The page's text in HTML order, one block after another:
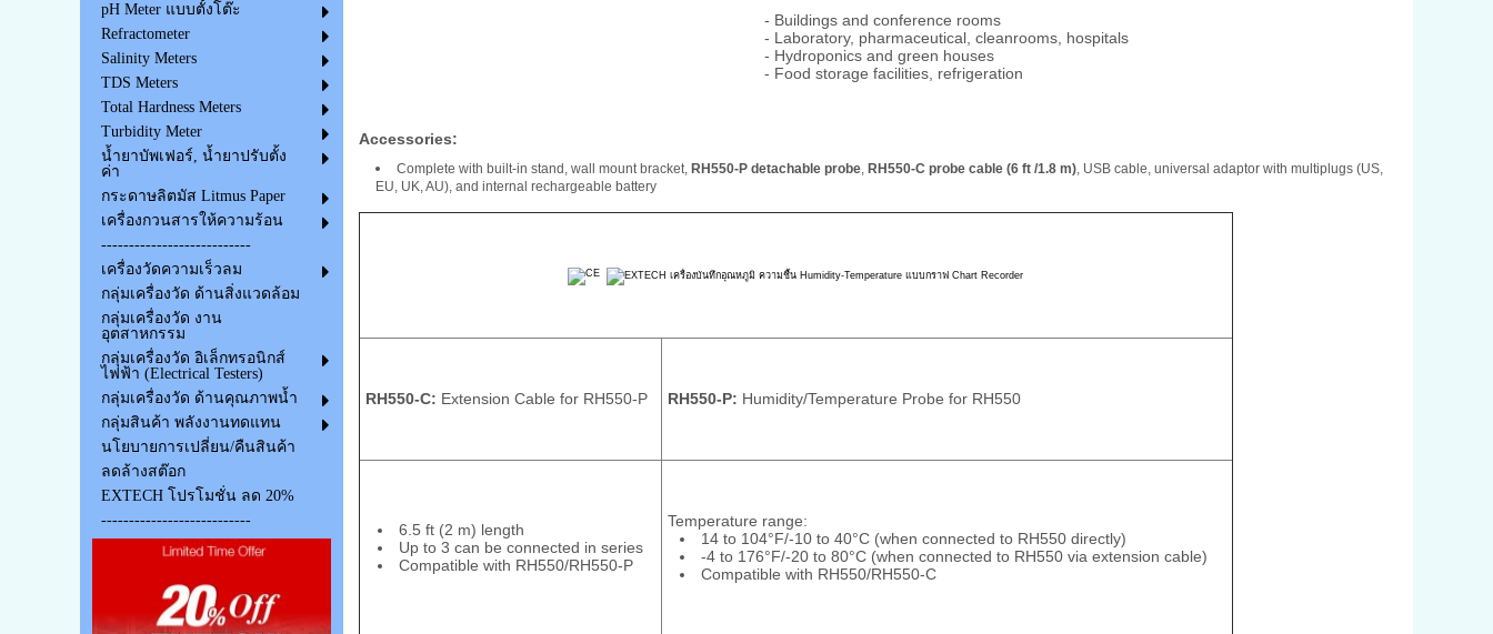
pH Meter แบบตั้งโต๊ะ
Refractometer
Salinity Meters
TDS Meters
Total Hardness Meters
Turbidity Meter
น้ำยาบัพเฟอร์, น้ำยาปรับตั้ง
ค่า
กระดาษลิตมัส Litmus Paper
เครื่องกวนสารให้ความร้อน
---------------------------
เครื่องวัดความเร็วลม
กลุ่มเครื่องวัด ด้านสิ่งแวดล้อม
กลุ่มเครื่องวัด งาน
อุตสาหกรรม
กลุ่มเครื่องวัด อิเล็กทรอนิกส์
ไฟฟ้า (Electrical Testers)
กลุ่มเครื่องวัด ด้านคุณภาพน้ำ
กลุ่มสินค้า พลังงานทดแทน
นโยบายการเปลี่ยน/คืนสินค้า
ลดล้างสต๊อก
EXTECH โปรโมชั่น ลด 20%
---------------------------
- Buildings and conference rooms
- Laboratory, pharmaceutical, cleanrooms, hospitals
- Hydroponics and green houses
- Food storage facilities, refrigeration
Accessories:
Complete with built-in stand, wall mount bracket, RH550-P detachable probe, RH550-C probe cable (6 ft /1.8 m), USB cable, universal adaptor with multiplugs (US,
EU, UK, AU), and internal rechargeable battery
RH550-C: Extension Cable for RH550-P RH550-P: Humidity/Temperature Probe for RH550
6.5 ft (2 m) length
Up to 3 can be connected in series
Compatible with RH550/RH550-P
Temperature range:
14 to 104°F/-10 to 40°C (when connected to RH550 directly)
-4 to 176°F/-20 to 80°C (when connected to RH550 via extension cable)
Compatible with RH550/RH550-C